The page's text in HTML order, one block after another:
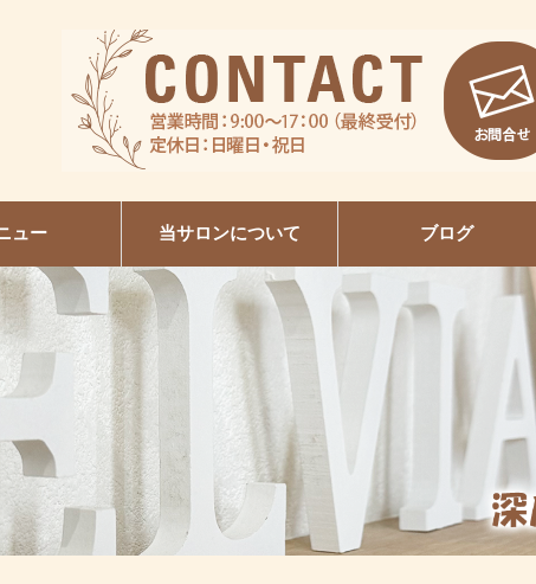
ュー 当サロンについて ブログ
日本増毛スクール大垣校
REVI陶肌トリートメント
セルフホワイトニング
ルビケイトセミナー